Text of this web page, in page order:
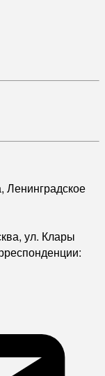
Ленинградское
ул. Клары